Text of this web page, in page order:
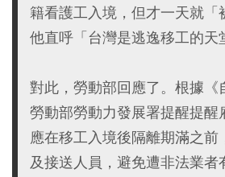
籍看護工入境，但才一天就「
他直呼「台灣是逃逸移工的天
對此，勞動部回應了。根據《
勞動部勞動力發展署提醒提醒
應在移工入境後隔離期滿之前
及接送人員，避免遭非法業者